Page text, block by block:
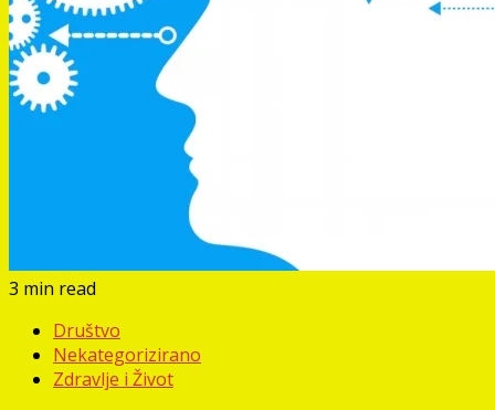
3 min read
Društvo
Nekategorizirano
Zdravlje i Život